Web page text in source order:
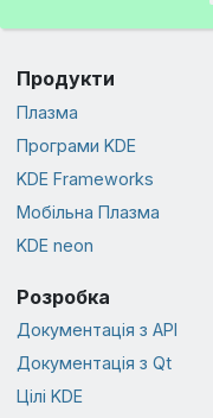
Продукти
Плазма
Програми KDE
KDE Frameworks
Мобільна Плазма
KDE neon
Розробка
Документація з API
Документація з Qt
Цілі KDE